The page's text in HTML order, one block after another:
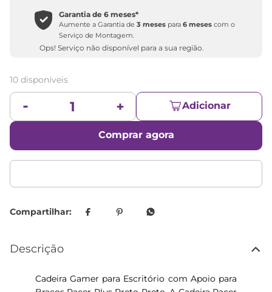
Garantia de6 meses*
Aumente a Garantia de3 meses para6 meses com o
Serviço de Montagem.
Ops! Serviço não disponível para a sua região.
10 disponíveis
Adicionar
Comprar agora
Descrição
Cadeira Gamer para Escritório com Apoio para